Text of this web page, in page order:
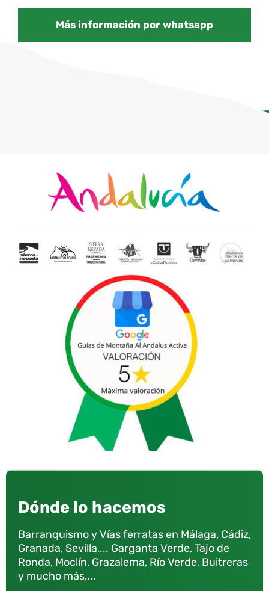
Más información por whatsapp
Dónde lo hacemos
Barranquismo y Vías ferratas en Málaga, Cádiz,
Granada, Sevilla,... Garganta Verde, Tajo de
Ronda, Moclín, Grazalema, Río Verde, Buitreras
y mucho más,...